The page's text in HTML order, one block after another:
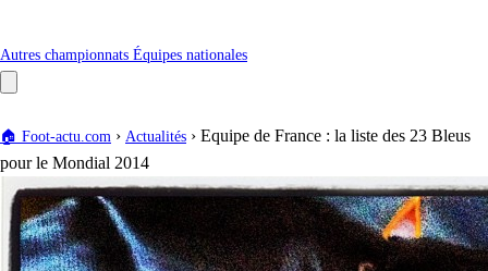
Autres championnats Équipes nationales
🏠 Foot-actu.com › Actualités › Equipe de France : la liste des 23 Bleus
pour le Mondial 2014